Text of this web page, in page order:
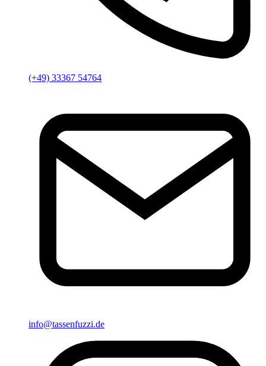
(+49) 33367 54764
info@tassenfuzzi.de